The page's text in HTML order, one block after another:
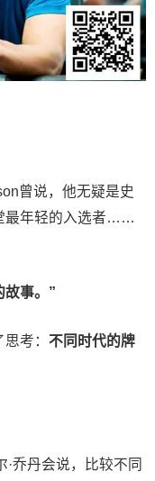
曾说，他无疑是史
最年轻的入选者……
故事。”
考： 不同时代的牌
乔丹会说，比较不同